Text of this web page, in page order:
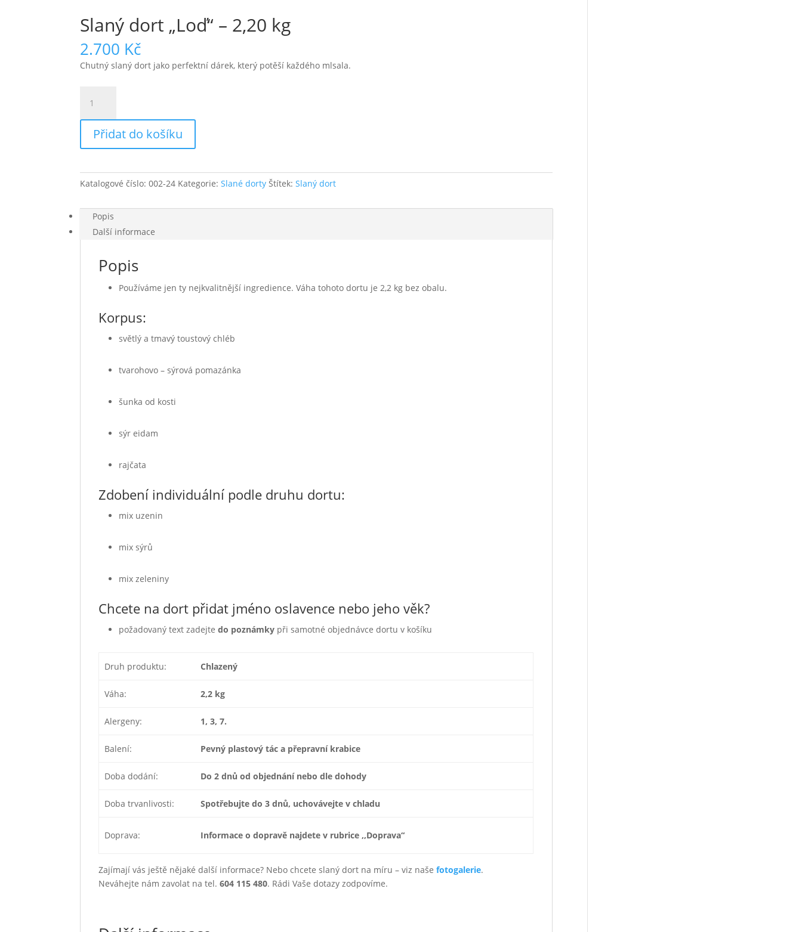
Slaný dort „Loď“ – 2,20 kg
2.700 Kč
Chutný slaný dort jako perfektní dárek, který potěší každého mlsala.
dort
"Loď"
2,20
množství
Přidat do košíku
Katalogové číslo:002-24 Kategorie:Slané dorty Štítek:Slaný dort
Popis
Další informace
Popis
Používáme jen ty nejkvalitnější ingredience. Váha tohoto dortu je 2,2 kg bez obalu.
Korpus:
světlý a tmavý toustový chléb
tvarohovo – sýrová pomazánka
šunka od kosti
sýr eidam
rajčata
Zdobení individuální podle druhu dortu:
mix uzenin
mix sýrů
mix zeleniny
Chcete na dort přidat jméno oslavence nebo jeho věk?
požadovaný text zadejtedo poznámky při samotné objednávce dortu v košíku
Druh produktu: Chlazený
Váha: 2,2 kg
Alergeny: 1, 3, 7.
Balení: Pevný plastový tác a přepravní krabice
Doba dodání: Do 2 dnů od objednání nebo dle dohody
Doba trvanlivosti: Spotřebujte do 3 dnů, uchovávejte v chladu
Doprava: Informace o dopravě najdete v rubrice ,,Doprava“
Zajímají vás ještě nějaké další informace? Nebo chcete slaný dort na míru – viz našefotogalerie.
Neváhejte nám zavolat na tel.604 115 480. Rádi Vaše dotazy zodpovíme.